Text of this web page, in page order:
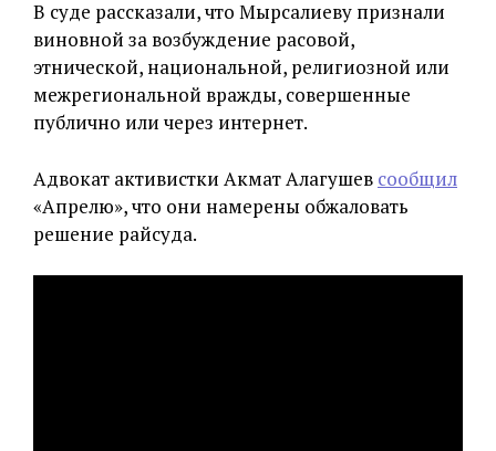
В суде рассказали, что Мырсалиеву признали
виновной за возбуждение расовой,
этнической, национальной, религиозной или
межрегиональной вражды, совершенные
публично или через интернет.
Адвокат активистки Акмат Алагушев сообщил
«Апрелю», что они намерены обжаловать
решение райсуда.